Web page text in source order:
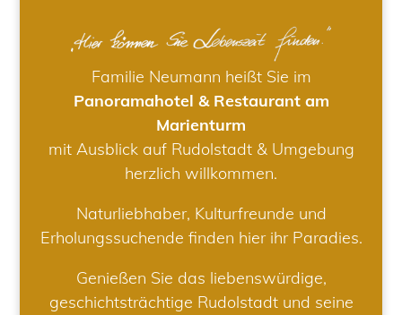
Familie Neumann heißt Sie im
Panoramahotel & Restaurant am
Marienturm
mit Ausblick auf Rudolstadt & Umgebung
herzlich willkommen.
Naturliebhaber, Kulturfreunde und
Erholungssuchende finden hier ihr Paradies.
Genießen Sie das liebenswürdige,
geschichtsträchtige Rudolstadt und seine